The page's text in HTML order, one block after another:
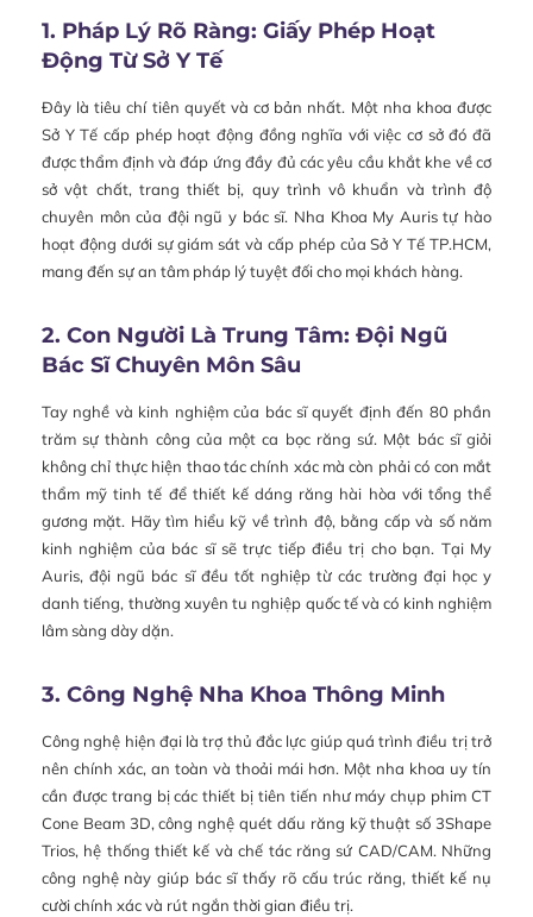
1. Pháp Lý Rõ Ràng: Giấy Phép Hoạt
Động Từ Sở Y Tế
Đây là tiêu chí tiên quyết và cơ bản nhất. Một nha khoa được
Sở Y Tế cấp phép hoạt động đồng nghĩa với việc cơ sở đó đã
được thẩm định và đáp ứng đầy đủ các yêu cầu khắt khe về cơ
sở vật chất, trang thiết bị, quy trình vô khuẩn và trình độ
chuyên môn của đội ngũ y bác sĩ. Nha Khoa My Auris tự hào
hoạt động dưới sự giám sát và cấp phép của Sở Y Tế TP.HCM,
mang đến sự an tâm pháp lý tuyệt đối cho mọi khách hàng.
2. Con Người Là Trung Tâm: Đội Ngũ
Bác Sĩ Chuyên Môn Sâu
Tay nghề và kinh nghiệm của bác sĩ quyết định đến 80 phần
trăm sự thành công của một ca bọc răng sứ. Một bác sĩ giỏi
không chỉ thực hiện thao tác chính xác mà còn phải có con mắt
thẩm mỹ tinh tế để thiết kế dáng răng hài hòa với tổng thể
gương mặt. Hãy tìm hiểu kỹ về trình độ, bằng cấp và số năm
kinh nghiệm của bác sĩ sẽ trực tiếp điều trị cho bạn. Tại My
Auris, đội ngũ bác sĩ đều tốt nghiệp từ các trường đại học y
danh tiếng, thường xuyên tu nghiệp quốc tế và có kinh nghiệm
lâm sàng dày dặn.
3. Công Nghệ Nha Khoa Thông Minh
Công nghệ hiện đại là trợ thủ đắc lực giúp quá trình điều trị trở
nên chính xác, an toàn và thoải mái hơn. Một nha khoa uy tín
cần được trang bị các thiết bị tiên tiến như máy chụp phim CT
Cone Beam 3D, công nghệ quét dấu răng kỹ thuật số 3Shape
Trios, hệ thống thiết kế và chế tác răng sứ CAD/CAM. Những
công nghệ này giúp bác sĩ thấy rõ cấu trúc răng, thiết kế nụ
cười chính xác và rút ngắn thời gian điều trị.